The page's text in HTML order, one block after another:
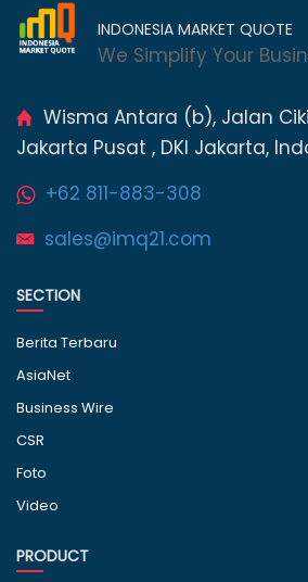
INDONESIA MARKET QUOTE
We Simplify Your
Wisma Antara (b), Jalan
Jakarta Pusat , DKI Jakarta,
+62 811-883-308
sales@imq21.com
SECTION
Berita Terbaru
AsiaNet
Business Wire
CSR
Foto
Video
PRODUCT